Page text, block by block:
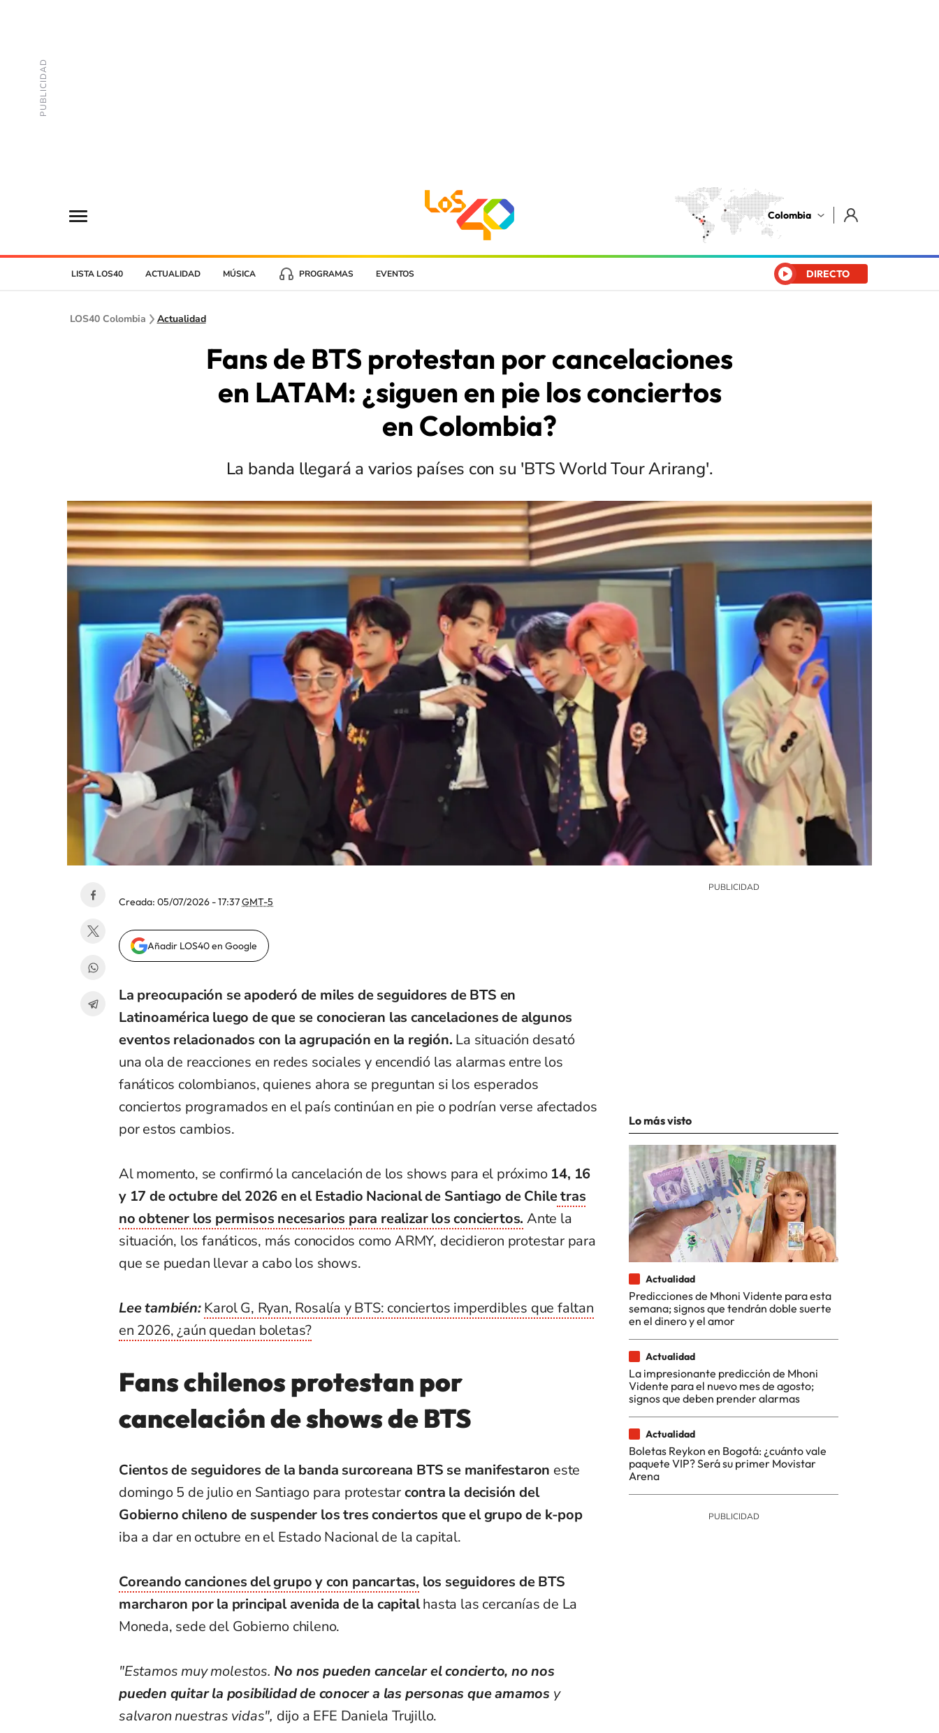
Colombia
LISTA LOS40 ACTUALIDAD MÚSICA PROGRAMAS EVENTOS DIRECTO
LOS40 Colombia Actualidad
Fans de BTS protestan por cancelaciones
en LATAM: ¿siguen en pie los conciertos
en Colombia?
La banda llegará a varios países con su 'BTS World Tour Arirang'.
Creada: 05/07/2026 - 17:37GMT-5
Añadir LOS40 en Google
La preocupación se apoderó de miles de seguidores de BTS en
Latinoamérica luego de que se conocieran las cancelaciones de algunos
eventos relacionados con la agrupación en la región. La situación desató
una ola de reacciones en redes sociales y encendió las alarmas entre los
fanáticos colombianos, quienes ahora se preguntan si los esperados
conciertos programados en el país continúan en pie o podrían verse afectados
por estos cambios.
Al momento, se confirmó la cancelación de los shows para el próximo 14, 16
y 17 de octubre del 2026 en el Estadio Nacional de Santiago de Chiletras
no obtener los permisos necesarios para realizar los conciertos. Ante la
situación, los fanáticos, más conocidos como ARMY, decidieron protestar para
que se puedan llevar a cabo los shows.
Lee también:Karol G, Ryan, Rosalía y BTS: conciertos imperdibles que faltan
en 2026, ¿aún quedan boletas?
Fans chilenos protestan por
cancelación de shows de BTS
Cientos de seguidores de la banda surcoreana BTS se manifestaron este
domingo 5 de julio en Santiago para protestarcontra la decisión del
Gobierno chileno de suspender los tres conciertos que el grupo de k-pop
iba a dar en octubre en el Estado Nacional de la capital.
Coreando canciones del grupo y con pancartas, los seguidores de BTS
marcharon por la principal avenida de la capitalhasta las cercanías de La
Moneda, sede del Gobierno chileno.
"Estamos muy molestos. No nos pueden cancelar el concierto, no nos
pueden quitar la posibilidad de conocer a las personas que amamos y
salvaron nuestras vidas", dijo a EFE Daniela Trujillo.
Lo más visto
Actualidad
Predicciones de Mhoni Vidente para esta
semana; signos que tendrán doble suerte
en el dinero y el amor
Actualidad
La impresionante predicción de Mhoni
Vidente para el nuevo mes de agosto;
signos que deben prender alarmas
Actualidad
Boletas Reykon en Bogotá: ¿cuánto vale
paquete VIP? Será su primer Movistar
Arena